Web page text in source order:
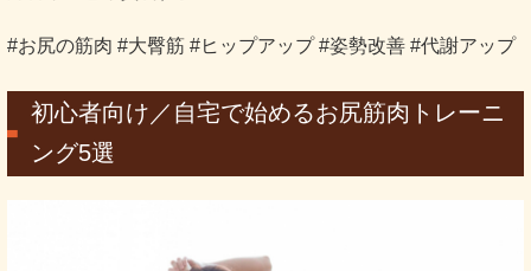
#お尻の筋肉 #大臀筋 #ヒップアップ #姿勢改善 #代謝アップ
初心者向け／自宅で始めるお尻筋肉トレーニ
ング5選